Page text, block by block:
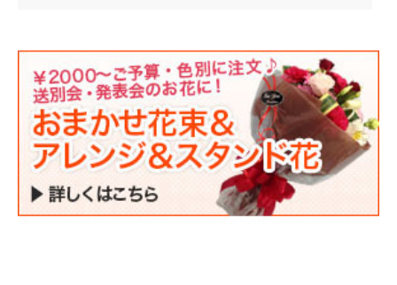
2025/01/21 お客様からお供え用アレンジメントのご
注文をいただき、横浜市南区へヤマト便にて配送い
たしました。
2025/01/19 お客様から７周年祝用盛花スタンドのご
注文をいただき、川崎区小川町に配達いたしまし
た。
2025/01/14 お客様から開店祝い用観葉植物のご注文
をいただき川崎区東田町に配達いたしました。
2025/01/12 お客様からお供え用アレンジメントのご
注文をいただき、東京都大田区へヤマト便にて配送
いたしました。
2025/01/11 お客様から仏様用仏花のご注文をいただ